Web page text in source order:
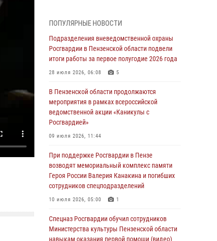
маскировавшейся под реабилитационный
центр (видео)
04 августа 2026, 07:05 4 1
В Управлении Росгвардии по Пензенской
полугодие 2026 года
04 августа 2026, 06:08
Росгвардия обеспечила безопасность
праздничных мероприятий в День ВДВ в
03 августа 2026, 07:14 1
В Пензе сотрудники Росгвардии задержали
мужчину, который криками и нецензурной
бранью напугал жильцов многоквартирного
03 августа 2026, 05:59
ПОПУЛЯРНЫЕ НОВОСТИ
Подразделения вневедомственной охраны
Росгвардии в Пензенской области подвели
итоги работы за первое полугодие 2026 года
28 июля 2026, 06:08 5
В Пензенской области продолжаются
мероприятия в рамках всероссийской
ведомственной акции «Каникулы с
Росгвардией»
09 июля 2026, 11:44
При поддержке Росгвардии в Пензе
возводят мемориальный комплекс памяти
Героя России Валерия Канакина и погибших
сотрудников спецподразделений
10 июля 2026, 05:00 1
Спецназ Росгвардии обучил сотрудников
Министерства культуры Пензенской области
навыкам оказания первой помощи (видео)